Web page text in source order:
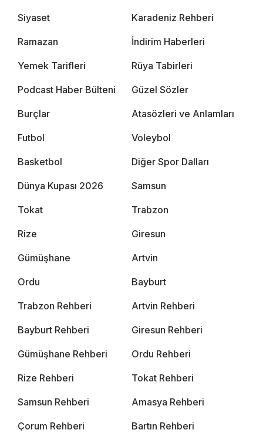
Siyaset Karadeniz Rehberi
Ramazan İndirim Haberleri
Yemek Tarifleri Rüya Tabirleri
Podcast Haber Bülteni Güzel Sözler
Burçlar Atasözleri ve Anlamları
Futbol Voleybol
Basketbol Diğer Spor Dalları
Dünya Kupası 2026 Samsun
Tokat Trabzon
Rize Giresun
Gümüşhane Artvin
Ordu Bayburt
Trabzon Rehberi Artvin Rehberi
Bayburt Rehberi Giresun Rehberi
Gümüşhane Rehberi Ordu Rehberi
Rize Rehberi Tokat Rehberi
Samsun Rehberi Amasya Rehberi
Çorum Rehberi Bartın Rehberi